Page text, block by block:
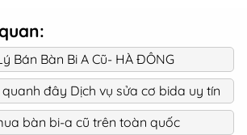
Bán Bàn Bi A Cũ- HÀ ĐÔNG
đây Dịch vụ sửa cơ bida uy tín
bàn bi-a cũ trên toàn quốc